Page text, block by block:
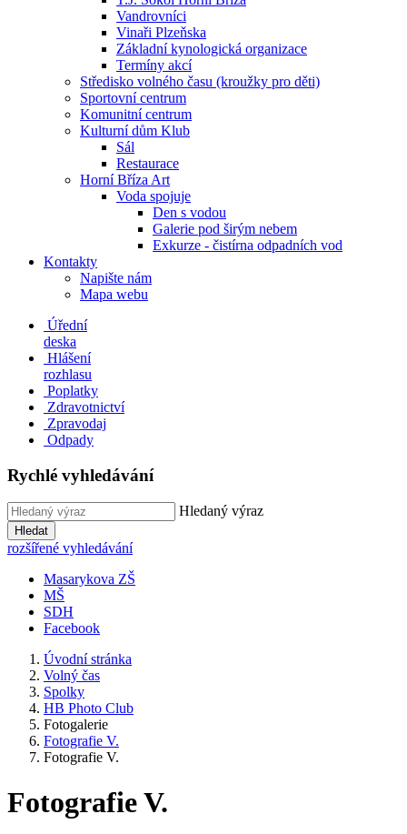
Vandrovníci
Vinaři Plzeňska
Základní kynologická organizace
Termíny akcí
Středisko volného času (kroužky pro děti)
Sportovní centrum
Komunitní centrum
Kulturní dům Klub
Sál
Restaurace
Horní Bříza Art
Voda spojuje
Den s vodou
Galerie pod širým nebem
Exkurze - čistírna odpadních vod
Kontakty
Napište nám
Mapa webu
Úřední
deska
Hlášení
rozhlasu
Poplatky
Zdravotnictví
Zpravodaj
Odpady
Rychlé vyhledávání
Hledaný výraz
Hledat
rozšířené vyhledávání
Masarykova ZŠ
MŠ
SDH
Facebook
Úvodní stránka
Volný čas
Spolky
HB Photo Club
Fotogalerie
Fotografie V.
Fotografie V.
Fotografie V.